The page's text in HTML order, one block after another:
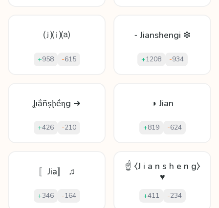
⒥⒤⒜
+958 -615
⁃ Jianshengi ❇
+1208 -934
Ʝıắñṣḩềƞg ➜
+426 -210
◑ Jian
+819 -624
〚Jia〛 ♫
+346 -164
☝ ⧼J i a n s h e n g⧽
♥
+411 -234